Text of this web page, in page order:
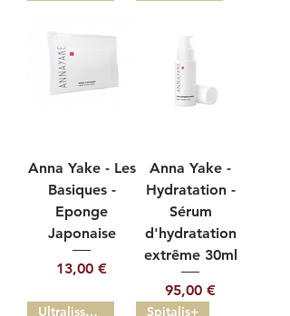
Anna Yake - Les
Basiques -
Eponge
Japonaise
Prix
13,00 €
Anna Yake -
Hydratation -
Sérum
d'hydratation
extrême 30ml
Prix
95,00 €
Ultralisse Fluide 30ml Spitalis+